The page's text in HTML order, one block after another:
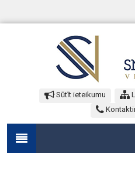
Sūtīt ieteikumu